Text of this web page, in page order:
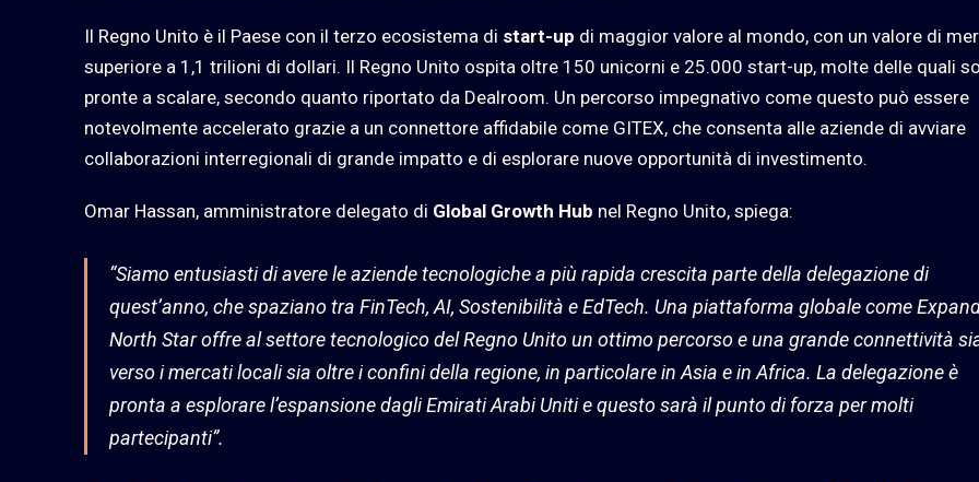
Il Regno Unito è il Paese con il terzo ecosistema di start-up di maggior valore al mondo, con un valore di
superiore a 1,1 trilioni di dollari. Il Regno Unito ospita oltre 150 unicorni e 25.000 start-up, molte delle quali
pronte a scalare, secondo quanto riportato da Dealroom. Un percorso impegnativo come questo può essere
notevolmente accelerato grazie a un connettore affidabile come GITEX, che consenta alle aziende di avviare
collaborazioni interregionali di grande impatto e di esplorare nuove opportunità di investimento.
Omar Hassan, amministratore delegato di Global Growth Hub nel Regno Unito, spiega:
“Siamo entusiasti di avere le aziende tecnologiche a più rapida crescita parte della delegazione di
quest’anno, che spaziano tra FinTech, AI, Sostenibilità e EdTech. Una piattaforma globale come
North Star offre al settore tecnologico del Regno Unito un ottimo percorso e una grande connettività
verso i mercati locali sia oltre i confini della regione, in particolare in Asia e in Africa. La delegazione è
pronta a esplorare l’espansione dagli Emirati Arabi Uniti e questo sarà il punto di forza per molti
partecipanti”.